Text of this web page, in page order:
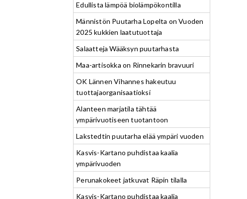
Edullista lämpöä biolämpökontilla
Männistön Puutarha Lopelta on Vuoden
2025 kukkien laatutuottaja
Salaatteja Wääksyn puutarhasta
Maa-artisokka on Rinnekarin bravuuri
OK Lännen Vihannes hakeutuu
tuottajaorganisaatioksi
Alanteen marjatila tähtää
ympärivuotiseen tuotantoon
Lakstedtin puutarha elää ympäri vuoden
Kasvis-Kartano puhdistaa kaalia
ympärivuoden
Perunakokeet jatkuvat Räpin tilalla
Kasvis-Kartano puhdistaa kaalia